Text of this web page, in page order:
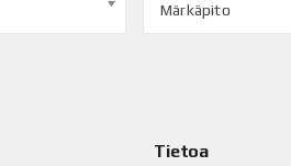
Märkäpito
Tietoa